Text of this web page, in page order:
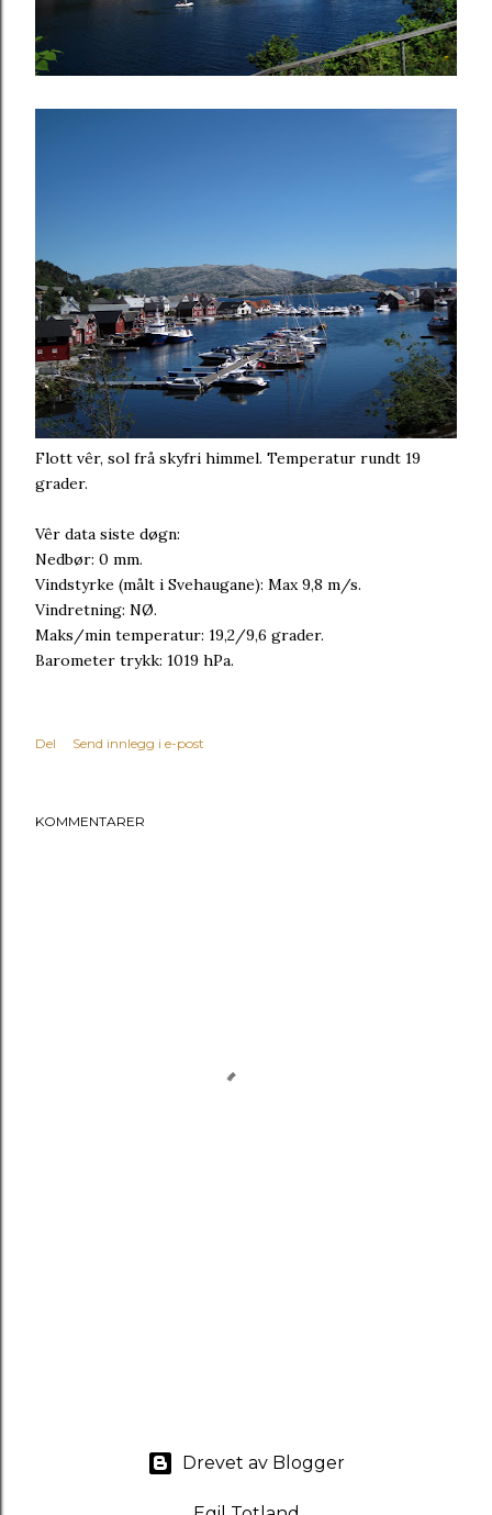
Flott vêr, sol frå skyfri himmel. Temperatur rundt 19
grader.
Vêr data siste døgn:
Nedbør: 0 mm.
Vindstyrke (målt i Svehaugane): Max 9,8 m/s.
Vindretning: NØ.
Maks/min temperatur: 19,2/9,6 grader.
Barometer trykk: 1019 hPa.
Del Send innlegg i e-post
KOMMENTARER
Drevet av Blogger